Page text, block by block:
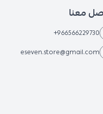
معنا
+966566229730
eseven.store@gmail.com